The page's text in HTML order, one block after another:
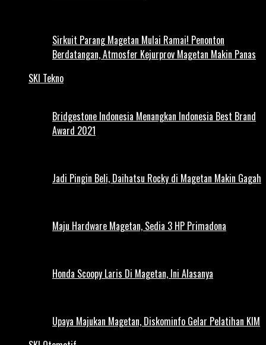
Sirkuit Parang Magetan Mulai Ramai! Penonton
Berdatangan, Atmosfer Kejurprov Magetan Makin Panas
SKI Tekno
Bridgestone Indonesia Menangkan Indonesia Best Brand
Award 2021
Jadi Pingin Beli, Daihatsu Rocky di Magetan Makin Gagah
Maju Hardware Magetan, Sedia 3 HP Primadona
Honda Scoopy Laris Di Magetan, Ini Alasanya
Upaya Majukan Magetan, Diskominfo Gelar Pelatihan KIM